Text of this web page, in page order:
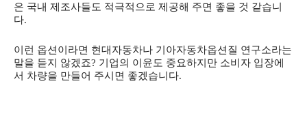
은 국내 제조사들도 적극적으로 제공해 주면 좋을 것 같습니
다.
이런 옵션이라면 현대자동차나 기아자동차옵션질 연구소라는
말을 듣지 않겠죠? 기업의 이윤도 중요하지만 소비자 입장에
서 차량을 만들어 주시면 좋겠습니다.